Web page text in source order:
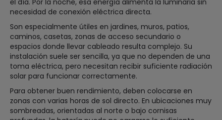
el día. Por la noche, esa energía alimenta la luminaria sin
necesidad de conexión eléctrica directa.
Son especialmente útiles en jardines, muros, patios,
caminos, casetas, zonas de acceso secundario o
espacios donde llevar cableado resulta complejo. Su
instalación suele ser sencilla, ya que no dependen de una
toma eléctrica, pero necesitan recibir suficiente radiación
solar para funcionar correctamente.
Para obtener buen rendimiento, deben colocarse en
zonas con varias horas de sol directo. En ubicaciones muy
sombreadas, orientadas al norte o bajo cornisas